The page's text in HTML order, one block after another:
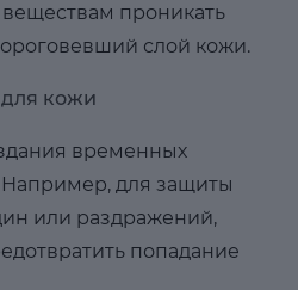
проникать
слой кожи.
кожи
временных
для защиты
или раздражений,
попадание